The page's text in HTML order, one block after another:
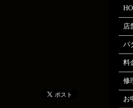
店
パ
料
修
お